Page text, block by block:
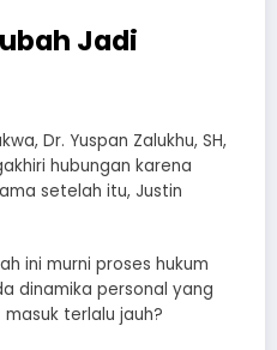
Jadi
Dr. Yuspan Zalukhu, SH,
hubungan karena
setelah itu, Justin
ini murni proses hukum
dinamika personal yang
terlalu jauh?